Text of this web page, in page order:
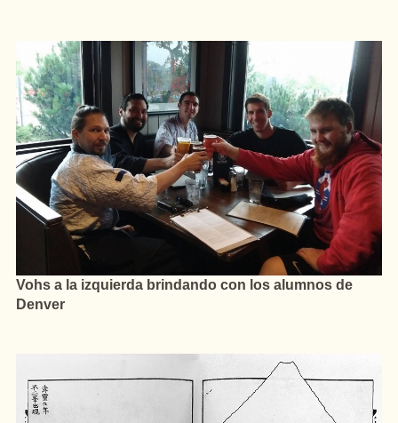
Vohs a la izquierda brindando con los alumnos de
Denver